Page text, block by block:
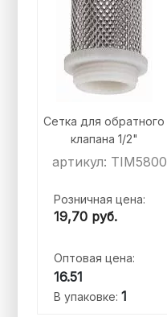
Сетка для обратного
клапана 1/2"
артикул: TIM5800
Розничная цена:
19,70 руб.
Оптовая цена:
16.51
В упаковке:1